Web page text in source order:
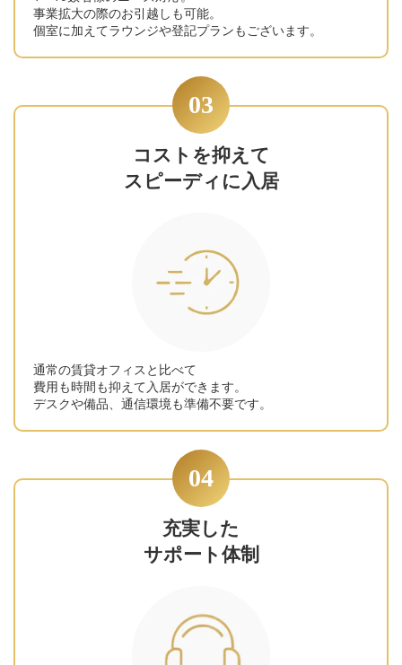
事業拡大の際のお引越しも可能。
個室に加えてラウンジや登記プランもございます。
03
コストを抑えて
スピーディに入居
通常の賃貸オフィスと比べて
費用も時間も抑えて入居ができます。
デスクや備品、通信環境も準備不要です。
04
充実した
サポート体制